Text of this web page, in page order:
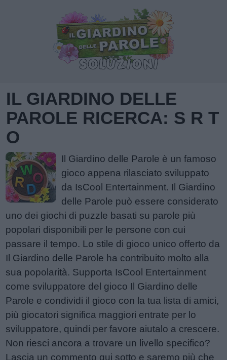
IL GIARDINO DELLE
PAROLE RICERCA: S R T
O
Il Giardino delle Parole è un famoso
gioco appena rilasciato sviluppato
da IsCool Entertainment. Il Giardino
delle Parole può essere considerato
uno dei giochi di puzzle basati su parole più
popolari disponibili per le persone con cui
passare il tempo. Lo stile di gioco unico offerto da
Il Giardino delle Parole ha contribuito molto alla
sua popolarità. Supporta IsCool Entertainment
come sviluppatore del gioco Il Giardino delle
Parole e condividi il gioco con la tua lista di amici,
più giocatori significa maggiori entrate per lo
sviluppatore, quindi per favore aiutalo a crescere.
Non riesci ancora a trovare un livello specifico?
Lascia un commento qui sotto e saremo più che